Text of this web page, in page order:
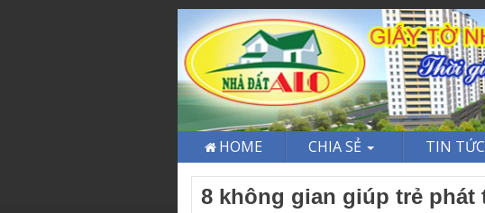
HOME CHIA SẺ TIN
8 không gian giúp trẻ phát